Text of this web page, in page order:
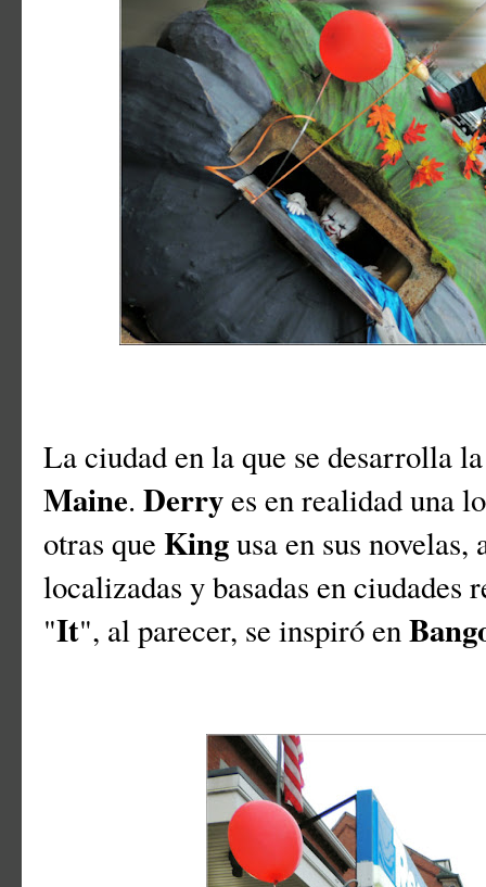
La ciudad en la que se desarrolla
Maine. Derryes en realidad una
otras que Kingusa en sus novelas,
localizadas y basadas en ciudades
"It", al parecer, se inspiró en